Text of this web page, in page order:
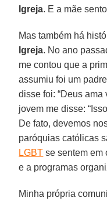
Igreja. E a mãe
Mas também há
Igreja. No ano
me contou que a
assumiu foi um
disse foi: “Deus ama
jovem me disse:
De fato, devemos
paróquias católicas
LGBT se sentem em
e a programas
Minha própria